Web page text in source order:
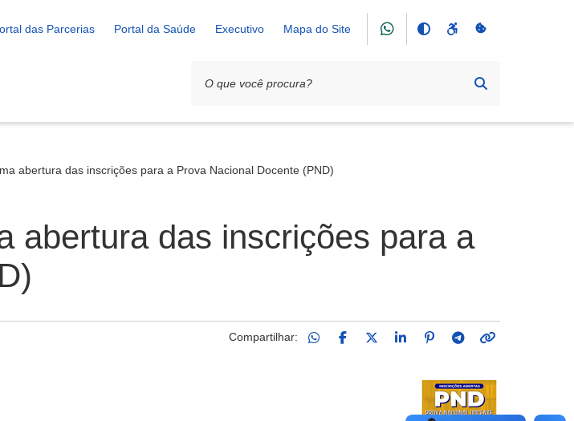
das Parcerias Portal da Saúde Executivo Mapa do Site
abertura das inscrições para a Prova Nacional Docente (PND)
abertura das inscrições para a
Compartilhar: